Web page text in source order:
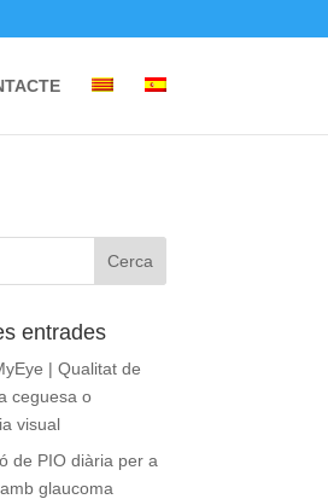
entrades
| Qualitat de
ceguesa o
visual
de PIO diària per a
glaucoma